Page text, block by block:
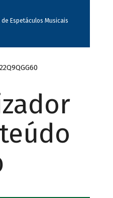
Espetáculos Musicais